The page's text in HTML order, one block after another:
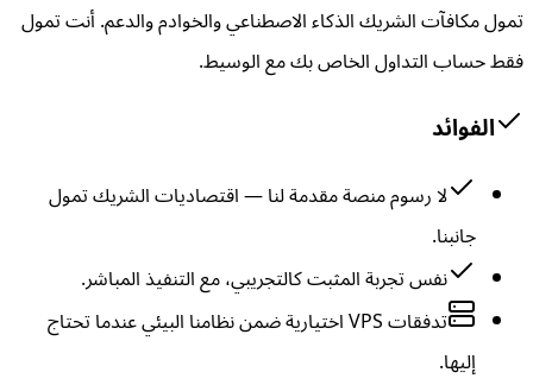
تمول مكافآت الشريك الذكاء الاصطناعي والخوادم والدعم. أنت تمول
فقط حساب التداول الخاص بك مع الوسيط.
الفوائد
لا رسوم منصة مقدمة لنا — اقتصاديات الشريك تمول
جانبنا.
نفس تجربة المثبت كالتجريبي، مع التنفيذ المباشر.
تدفقات VPS اختيارية ضمن نظامنا البيئي عندما تحتاج
إليها.